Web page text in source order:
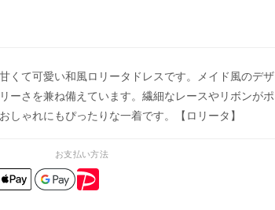
くて可愛い和風ロリータドレスです。メイド風のデザ
ーさを兼ね備えています。繊細なレースやリボンがポ
しゃれにもぴったりな一着です。【ロリータ】
お支払い方法